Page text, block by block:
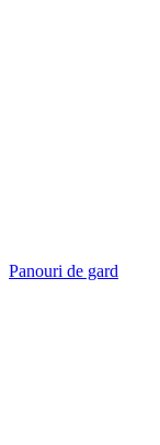
Panouri de gard